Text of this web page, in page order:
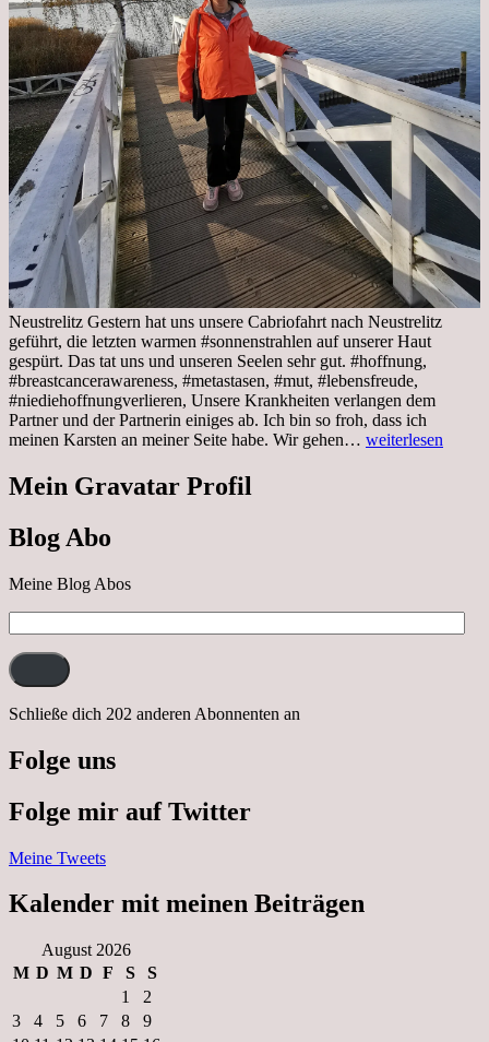
Neustrelitz Gestern hat uns unsere Cabriofahrt nach Neustrelitz
geführt, die letzten warmen #sonnenstrahlen auf unserer Haut
gespürt. Das tat uns und unseren Seelen sehr gut. #hoffnung,
#breastcancerawareness, #metastasen, #mut, #lebensfreude,
#niediehoffnungverlieren, Unsere Krankheiten verlangen dem
Partner und der Partnerin einiges ab. Ich bin so froh, dass ich
meinen Karsten an meiner Seite habe. Wir gehen… Sonnabend,
weiterlesen
Mein Gravatar Profil
Blog Abo
Meine Blog Abos
Mail-
Adresse:
Schließe dich 202 anderen Abonnenten an
Folge uns
Folge mir auf Twitter
Meine Tweets
Kalender mit meinen Beiträgen
August 2026
M D M D F S
S
1
2
3
4 5 6 7 8
9